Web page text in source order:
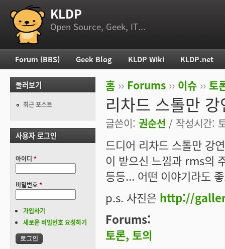
부 메뉴 KLDP
Open Source, Geek, IT...
현재 위치
홈 ›› Forums ›› 이슈 ›› 토
리차드 스톨만
글쓴이: 권순선 / 작성시간:
드디어 리차드 스톨만 강
이 받으신 느낌과 rms의
등등... 어떤 이야기라도
p.s. 사진은 http://
Forums:
토론, 토의
주 메뉴
Forum (BBS) Geek Blog KLDP Wiki KLDP.net
둘러보기
최근 포스트
사용자 로그인
아이디 *
비밀번호*
가입하기
새로운 비밀번호 요청하기